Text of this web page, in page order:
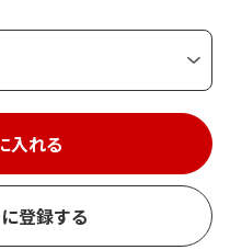
入れる
登録する